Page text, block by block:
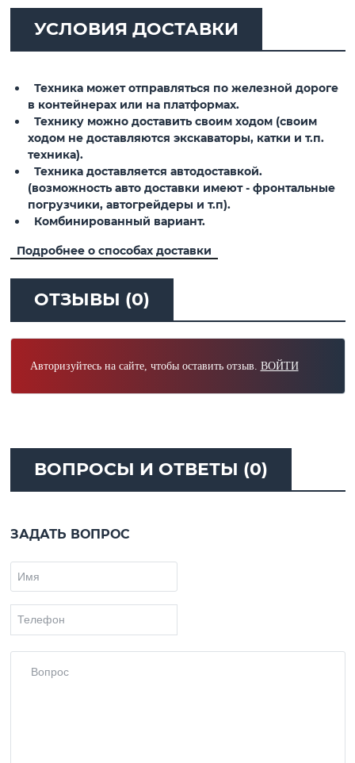
УСЛОВИЯ ДОСТАВКИ
Техника может отправляться по железной дороге
в контейнерах или на платформах.
Технику можно доставить своим ходом (своим
ходом не доставляются экскаваторы, катки и т.п.
техника).
Техника доставляется автодоставкой.
(возможность авто доставки имеют - фронтальные
погрузчики, автогрейдеры и т.п).
Комбинированный вариант.
Подробнее о способах доставки
ОТЗЫВЫ (0)
Авторизуйтесь на сайте, чтобы оставить отзыв. ВОЙТИ
ВОПРОСЫ И ОТВЕТЫ (0)
ЗАДАТЬ ВОПРОС